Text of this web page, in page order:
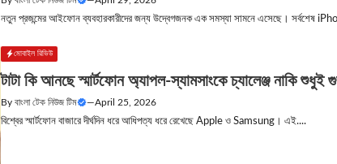
নতুন প্রজন্মের আইফোন ব্যবহারকারীদের জন্য উদ্বেগজনক এক সমস্যা সামনে এসেছে। সর্বশেষ
মোবাইল রিভিউ
টাটা কি আনছে স্মার্টফোন অ্যাপল-স্যামসাংকে চ্যালেঞ্জ নাকি শুধুই
Byবাংলা টেক নিউজ টিম —April 25, 2026
বিশ্বের স্মার্টফোন বাজারে দীর্ঘদিন ধরে আধিপত্য ধরে রেখেছে Apple ও Samsung। এই....